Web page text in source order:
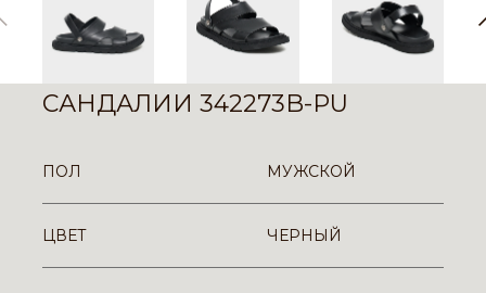
САНДАЛИИ 342273B-PU
ПОЛ МУЖСКОЙ
ЦВЕТ ЧЕРНЫЙ